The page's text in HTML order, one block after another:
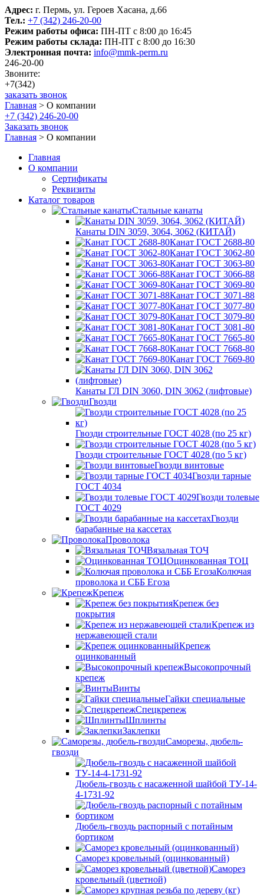
Адрес: г. Пермь, ул. Героев Хасана, д.66
Тел.: +7 (342) 246-20-00
Режим работы офиса: ПН-ПТ с 8:00 до 16:45
Режим работы склада: ПН-ПТ с 8:00 до 16:30
Электронная почта: info@mmk-perm.ru
246-20-00
Звоните:
+7(342)
заказать звонок
Главная > О компании
+7 (342) 246-20-00
Заказать звонок
Главная > О компании
Главная
О компании
Сертификаты
Реквизиты
Каталог товаров
Стальные канаты
Канаты DIN 3059, 3064, 3062 (КИТАЙ)
Канат ГОСТ 2688-80
Канат ГОСТ 3062-80
Канат ГОСТ 3063-80
Канат ГОСТ 3066-88
Канат ГОСТ 3069-80
Канат ГОСТ 3071-88
Канат ГОСТ 3077-80
Канат ГОСТ 3079-80
Канат ГОСТ 3081-80
Канат ГОСТ 7665-80
Канат ГОСТ 7668-80
Канат ГОСТ 7669-80
Канаты ГЛ DIN 3060, DIN 3062 (лифтовые)
Гвозди
Гвозди строительные ГОСТ 4028 (по 25 кг)
Гвозди строительные ГОСТ 4028 (по 5 кг)
Гвозди винтовые
Гвозди тарные
ГОСТ 4034
Гвозди толевые
ГОСТ 4029
Гвозди
барабанные на кассетах
Проволока
Вязальная ТОЧ
Оцинкованная ТОЦ
Колючая
проволока и СББ Егоза
Крепеж
Крепеж без
покрытия
Крепеж из
нержавеющей стали
Крепеж
оцинкованный
Высокопрочный
крепеж
Винты
Гайки специальные
Спецкрепеж
Шплинты
Заклепки
Саморезы, дюбель-
гвозди
Дюбель-гвоздь с насаженной шайбой ТУ-14-
4-1731-92
Дюбель-гвоздь распорный с потайным
бортиком
Саморез кровельный (оцинкованный)
Саморез
кровельный (цветной)